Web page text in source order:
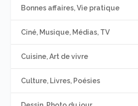
Bonnes affaires, Vie pratique
Ciné, Musique, Médias, TV
Cuisine, Art de vivre
Culture, Livres, Poésies